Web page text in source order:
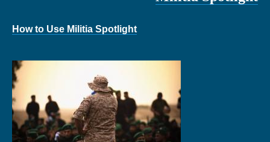
How to Use Militia Spotlight